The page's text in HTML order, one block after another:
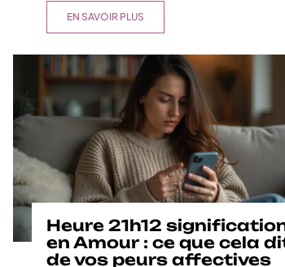
EN SAVOIR PLUS
Heure 21h12
en Amour : ce que cela
de vos peurs affectives